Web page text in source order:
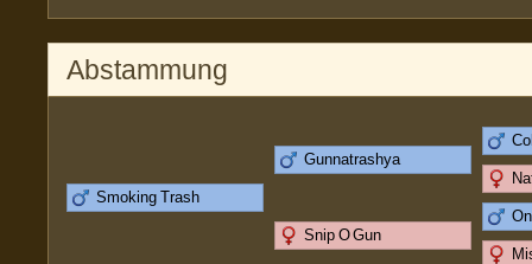
Abstammung
Smoking Trash
Gunnatrashya
Snip O Gun